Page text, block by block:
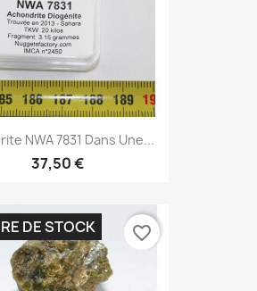
NWA 7831 Dans Une...
37,50 €
DE STOCK favorite_border